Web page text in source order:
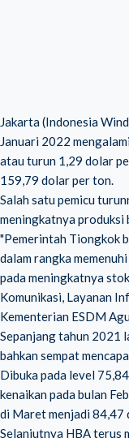
Jakarta (Indonesia
Januari 2022
atau turun 1,29 dolar
159,79 dolar per ton.
Salah satu pemicu
meningkatnya produksi
"Pemerintah Tiongkok
dalam rangka
pada meningkatnya
Komunikasi, Layanan
Kementerian ESDM
Sepanjang tahun 2021
bahkan sempat
Dibuka pada level
kenaikan pada bulan
di Maret menjadi 84,47
Selanjutnya HBA terus